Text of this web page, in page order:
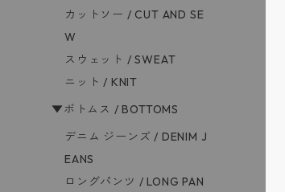
カットソー / CUT AND SE
W
スウェット / SWEAT
ニット / KNIT
▼ボトムス / BOTTOMS
デニム ジーンズ / DENIM J
EANS
ロングパンツ / LONG PAN